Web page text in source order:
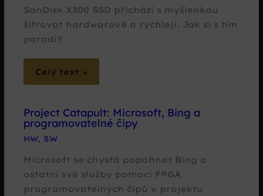
SanDisk X300 SSD přichází s myšlenkou
šifrovat hardwarově a rychleji. Jak si s tím
poradí?
Celý text »
Project Catapult: Microsoft, Bing a
programovatelné čipy
HW, SW
Microsoft se chystá popohnat Bing a
ostatní své služby pomocí FPGA
programovatelných čipů v projektu